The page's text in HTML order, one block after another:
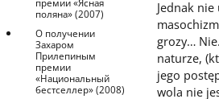
премии «Ясная
поляна» (2007)
О получении
Захаром
Прилепиным
премии
«Национальный
бестселлер» (2008)
Jednak
grozy…
naturze,
jego
wola nie